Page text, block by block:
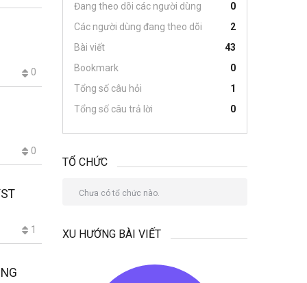
0
0
1
Đang theo dõi các người dùng
0
Các người dùng đang theo dõi
2
Bài viết
43
Bookmark
0
Tổng số câu hỏi
1
Tổng số câu trả lời
0
TỔ CHỨC
Chưa có tổ chức nào.
XU HƯỚNG BÀI VIẾT